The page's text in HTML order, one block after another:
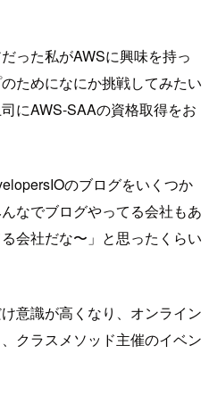
った私がAWSに興味を持っ
ためになにか挑戦してみたい
にAWS-SAAの資格取得をお
のブログをいくつか
なでブログやってる会社もあ
会社だな〜」と思ったくらい
意識が高くなり、オンライン
クラスメソッド主催のイベン